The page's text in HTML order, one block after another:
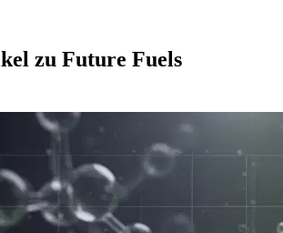
zu Future Fuels